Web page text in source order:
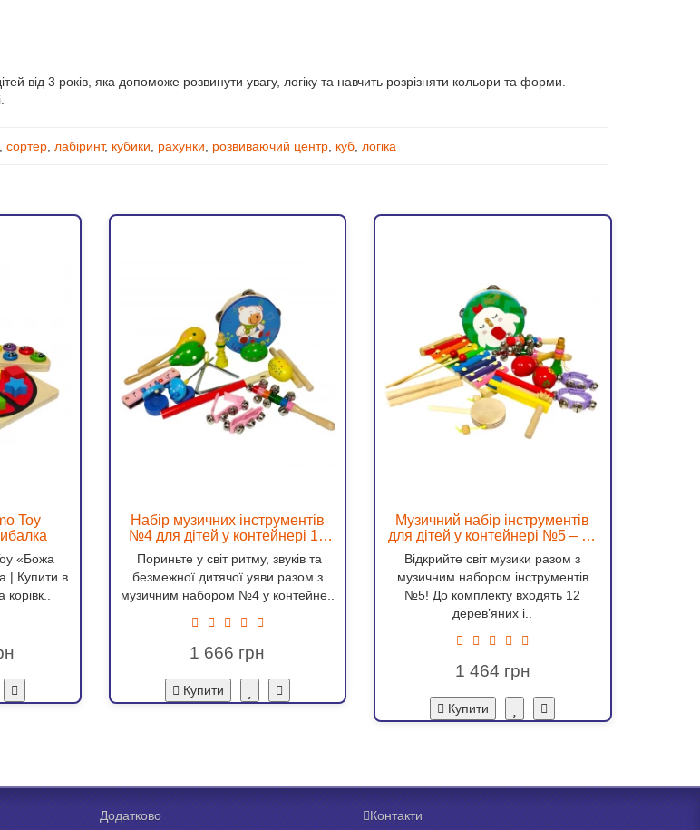
від 3 років, яка допоможе розвинути увагу, логіку та навчить розрізняти кольори та форми.
, сортер, лабіринт, кубики, рахунки, розвиваючий центр, куб, логіка
Toy
«Божа
| Купити в
Набір музичних інструментів
№4 для дітей у контейнері 15
предметів — маракаси, бубон,
дудка, трикутник, свисток,
сопілка
Пориньте у світ ритму, звуків та
безмежної дитячої уяви разом з
музичним набором №4 у контейне..
1 666
Купити
Музичний набір інструментів
для дітей у контейнері №5 – 12
дерев’яних інструментів
Відкрийте світ музики разом з
музичним набором інструментів
№5! До комплекту входять 12
дерев’яних і..
1 464
Купити
Додатково
Контакти